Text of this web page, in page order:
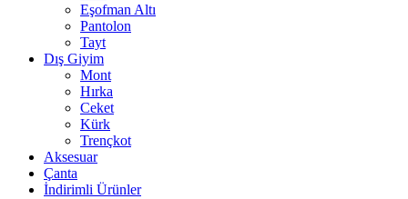
Eşofman Altı
Pantolon
Tayt
Dış Giyim
Mont
Hırka
Ceket
Kürk
Trençkot
Aksesuar
Çanta
İndirimli Ürünler